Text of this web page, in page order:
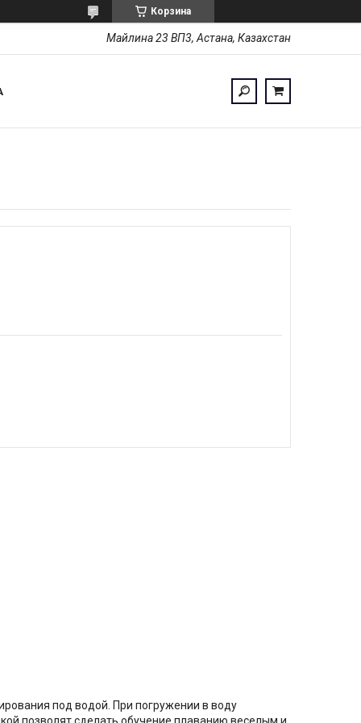
Корзина
Майлина 23 ВП3, Астана, Казахстан
под водой. При погружении в воду